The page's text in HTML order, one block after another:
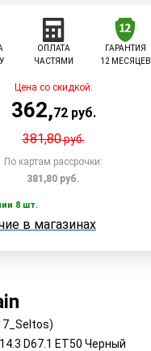
ОПЛАТА
ЧАСТЯМИ
ГАРАНТИЯ
12 МЕСЯЦЕВ
Цена со скидкой:
362,72руб.
381,80руб.
По картам рассрочки:
381,80 руб.
В корзину
8 шт.
8 шт.
в магазинах
D67.1 ET50 Черный